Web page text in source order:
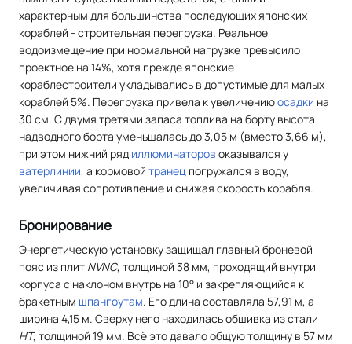
характерным для большинства последующих японских
кораблей - строительная перегрузка. Реальное
водоизмещение при нормальной нагрузке превысило
проектное на 14%, хотя прежде японские
кораблестроители укладывались в допустимые для малых
кораблей 5%. Перегрузка привела к увеличениюосадки на
30 см. С двумя третями запаса топлива на борту высота
надводного борта уменьшалась до 3,05 м (вместо 3,66 м),
при этом нижний ряд иллюминаторов оказывался у
ватерлинии, а кормовой транец погружался в воду,
увеличивая сопротивление и снижая скорость корабля.
Бронирование
Энергетическую установку защищал главный броневой
пояс из плит NVNC, толщиной 38 мм, проходящий внутри
корпуса с наклоном внутрь на 10° и закрепляющийся к
бракетным шпангоутам. Его длина составляла 57,91 м, а
ширина 4,15 м. Сверху него находилась обшивка из стали
HT, толщиной 19 мм. Всё это давало общую толщину в 57 мм